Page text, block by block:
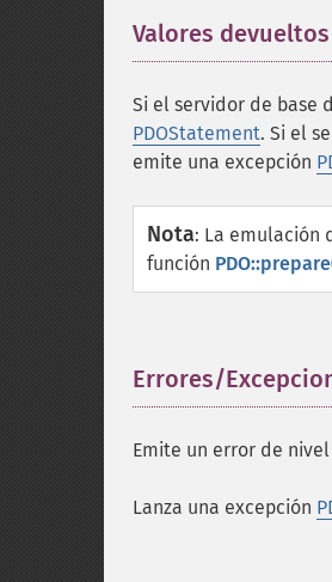
Valores devueltos
Si el servidor de base
PDOStatement. Si el
emite una excepción
Nota: La emulación
función
Errores/
Emite un error de nivel
Lanza una excepción